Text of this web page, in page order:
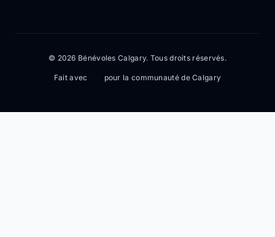
© 2026 Bénévoles Calgary. Tous droits réservés.
Fait avec pour la communauté de Calgary